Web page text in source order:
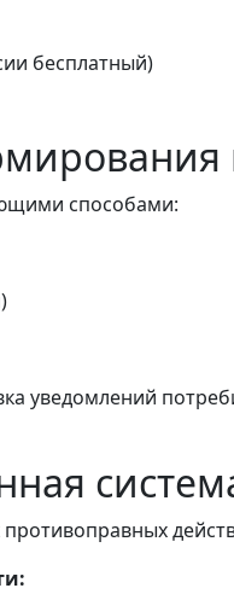
бесплатный)
способами:
уведомлений